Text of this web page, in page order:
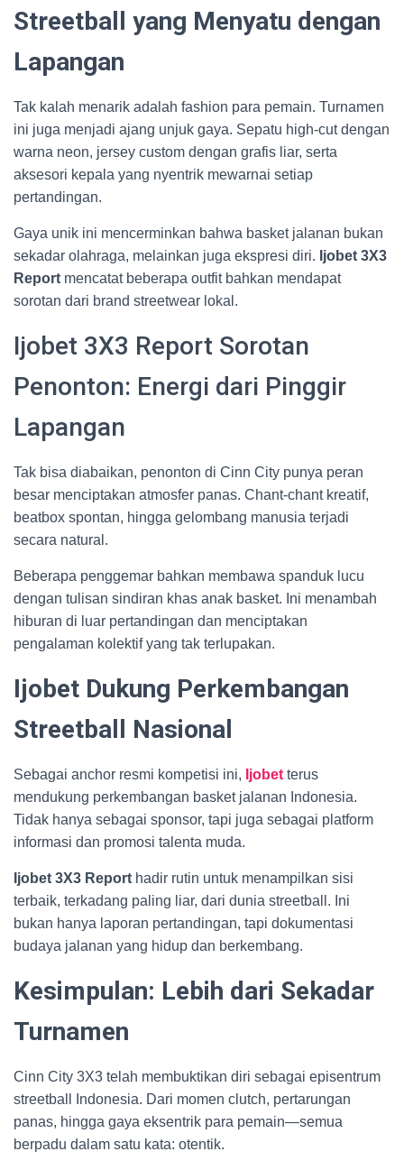
Streetball yang Menyatu dengan
Lapangan
Tak kalah menarik adalah fashion para pemain. Turnamen
ini juga menjadi ajang unjuk gaya. Sepatu high-cut dengan
warna neon, jersey custom dengan grafis liar, serta
aksesori kepala yang nyentrik mewarnai setiap
pertandingan.
Gaya unik ini mencerminkan bahwa basket jalanan bukan
sekadar olahraga, melainkan juga ekspresi diri. Ijobet 3X3
Report mencatat beberapa outfit bahkan mendapat
sorotan dari brand streetwear lokal.
Ijobet 3X3 Report Sorotan
Penonton: Energi dari Pinggir
Lapangan
Tak bisa diabaikan, penonton di Cinn City punya peran
besar menciptakan atmosfer panas. Chant-chant kreatif,
beatbox spontan, hingga gelombang manusia terjadi
secara natural.
Beberapa penggemar bahkan membawa spanduk lucu
dengan tulisan sindiran khas anak basket. Ini menambah
hiburan di luar pertandingan dan menciptakan
pengalaman kolektif yang tak terlupakan.
Ijobet Dukung Perkembangan
Streetball Nasional
Sebagai anchor resmi kompetisi ini, Ijobet terus
mendukung perkembangan basket jalanan Indonesia.
Tidak hanya sebagai sponsor, tapi juga sebagai platform
informasi dan promosi talenta muda.
Ijobet 3X3 Report hadir rutin untuk menampilkan sisi
terbaik, terkadang paling liar, dari dunia streetball. Ini
bukan hanya laporan pertandingan, tapi dokumentasi
budaya jalanan yang hidup dan berkembang.
Kesimpulan: Lebih dari Sekadar
Turnamen
Cinn City 3X3 telah membuktikan diri sebagai episentrum
streetball Indonesia. Dari momen clutch, pertarungan
panas, hingga gaya eksentrik para pemain—semua
berpadu dalam satu kata: otentik.